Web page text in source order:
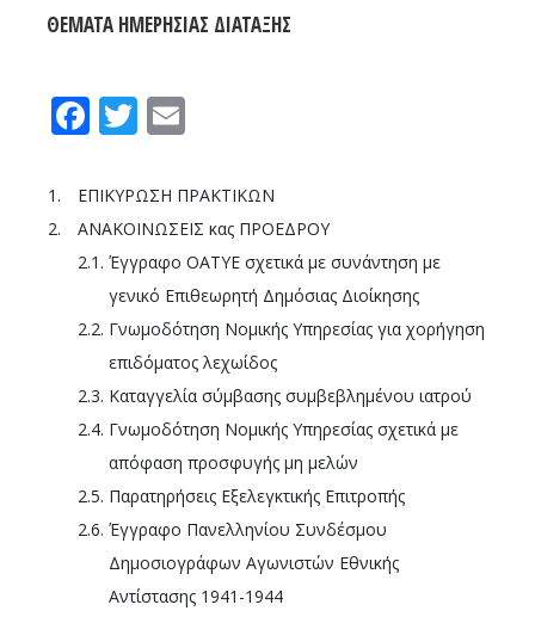
ΘΕΜΑΤΑ ΗΜΕΡΗΣΙΑΣ ΔΙΑΤΑΞΗΣ
Facebook
Twitter
1.
ΕΠΙΚΥΡΩΣΗ ΠΡΑΚΤΙΚΩΝ
2.
ΑΝΑΚΟΙΝΩΣΕΙΣ κας ΠΡΟΕΔΡΟΥ
2.1. Έγγραφο ΟΑΤΥΕ σχετικά με συνάντηση με
γενικό Επιθεωρητή Δημόσιας Διοίκησης
2.2. Γνωμοδότηση Νομικής Υπηρεσίας για χορήγηση
επιδόματος λεχωίδος
2.3. Καταγγελία σύμβασης συμβεβλημένου ιατρού
2.4. Γνωμοδότηση Νομικής Υπηρεσίας σχετικά με
απόφαση προσφυγής μη μελών
2.5. Παρατηρήσεις Εξελεγκτικής Επιτροπής
2.6. Έγγραφο Πανελληνίου Συνδέσμου
Δημοσιογράφων Αγωνιστών Εθνικής
Αντίστασης 1941-1944